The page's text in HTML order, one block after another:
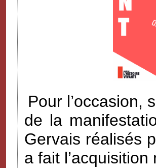
Pour l’occasion,
de la
Gervais réalisés
a fait